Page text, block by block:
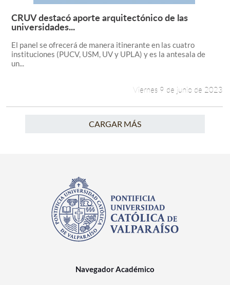
Leer más +
CRUV destacó aporte arquitectónico de las
universidades...
El panel se ofrecerá de manera itinerante en las cuatro
instituciones (PUCV, USM, UV y UPLA) y es la antesala de
un...
Viernes 9 de junio de 2023
CARGAR MÁS
Navegador Académico